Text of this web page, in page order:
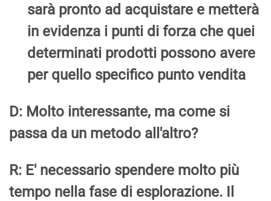
sarà pronto ad acquistare e metterà
in evidenza i punti di forza che quei
determinati prodotti possono avere
per quello specifico punto vendita
D: Molto interessante, ma come si
passa da un metodo all'altro?
R: E' necessario spendere molto più
tempo nella fase di esplorazione. Il